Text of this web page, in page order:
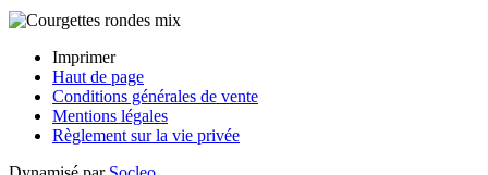
Imprimer
Haut de page
Conditions générales de vente
Mentions légales
Règlement sur la vie privée